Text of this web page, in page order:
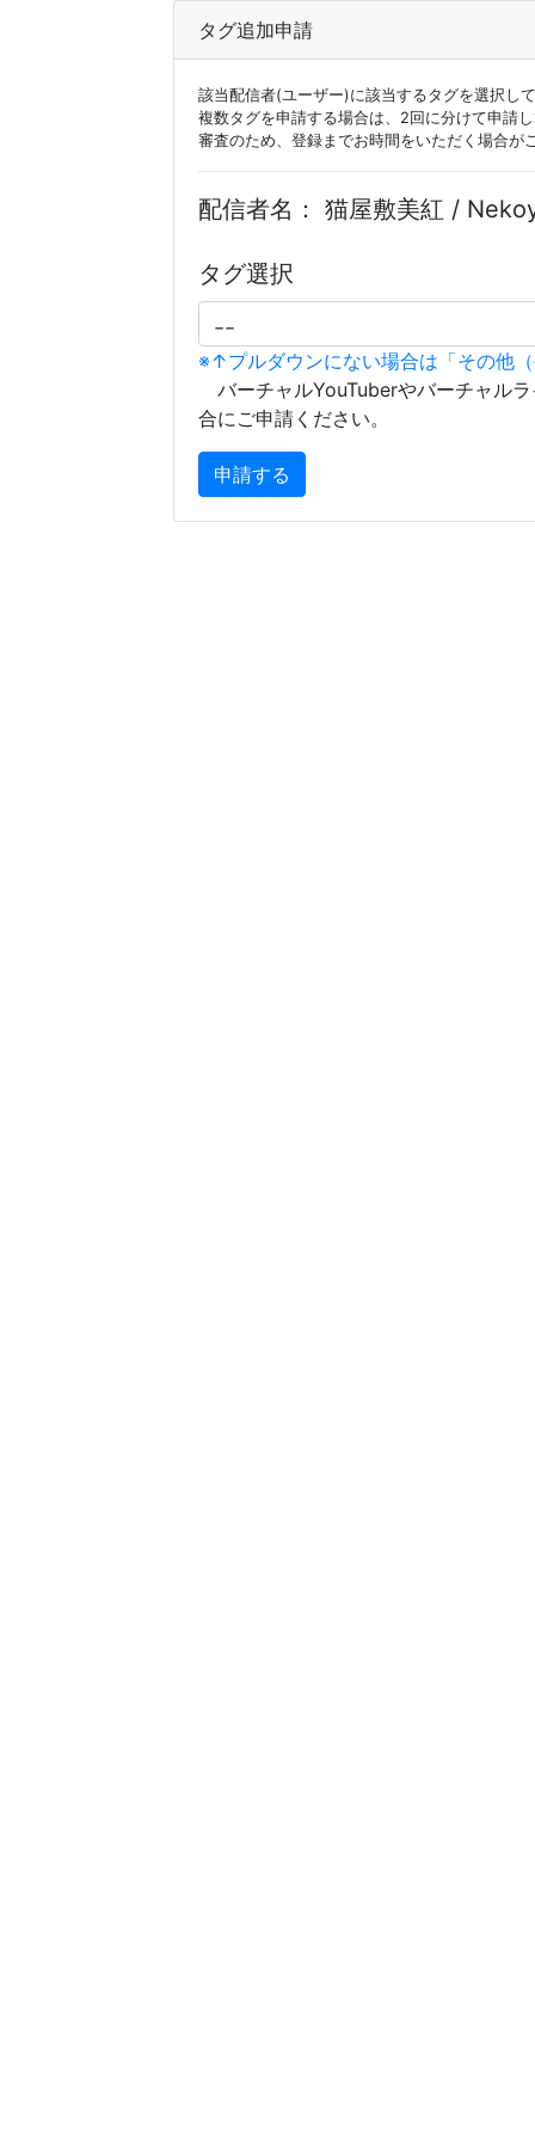
タグ追加申請
該当配信者(ユーザー)に該当するタグを選択し
複数タグを申請する場合は、2回に分けて申請
審査のため、登録までお時間をいただく場合が
配信者名： 猫屋敷美紅 /
タグ選択
※↑プルダウンにない場合は「その他
バーチャルYouTuberやバーチャル
合にご申請ください。
申請する